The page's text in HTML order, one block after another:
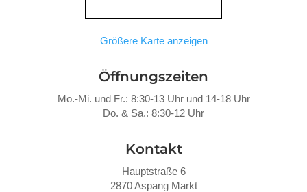
Größere Karte anzeigen
Öffnungszeiten
Mo.-Mi. und Fr.: 8:30-13 Uhr und 14-18 Uhr
Do. & Sa.: 8:30-12 Uhr
Kontakt
Hauptstraße 6
2870 Aspang Markt